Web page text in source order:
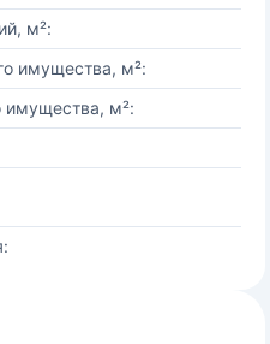
м²:
имущества, м²:
м²: